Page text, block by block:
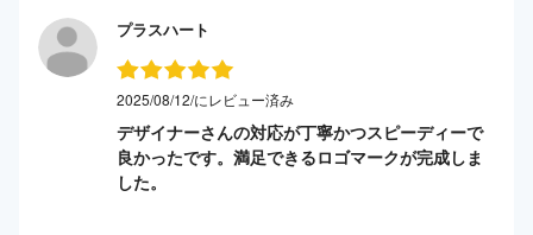
プラスハート
2025/08/12/にレビュー済み
デザイナーさんの対応が丁寧かつスピーディーで
良かったです。満足できるロゴマークが完成しま
した。